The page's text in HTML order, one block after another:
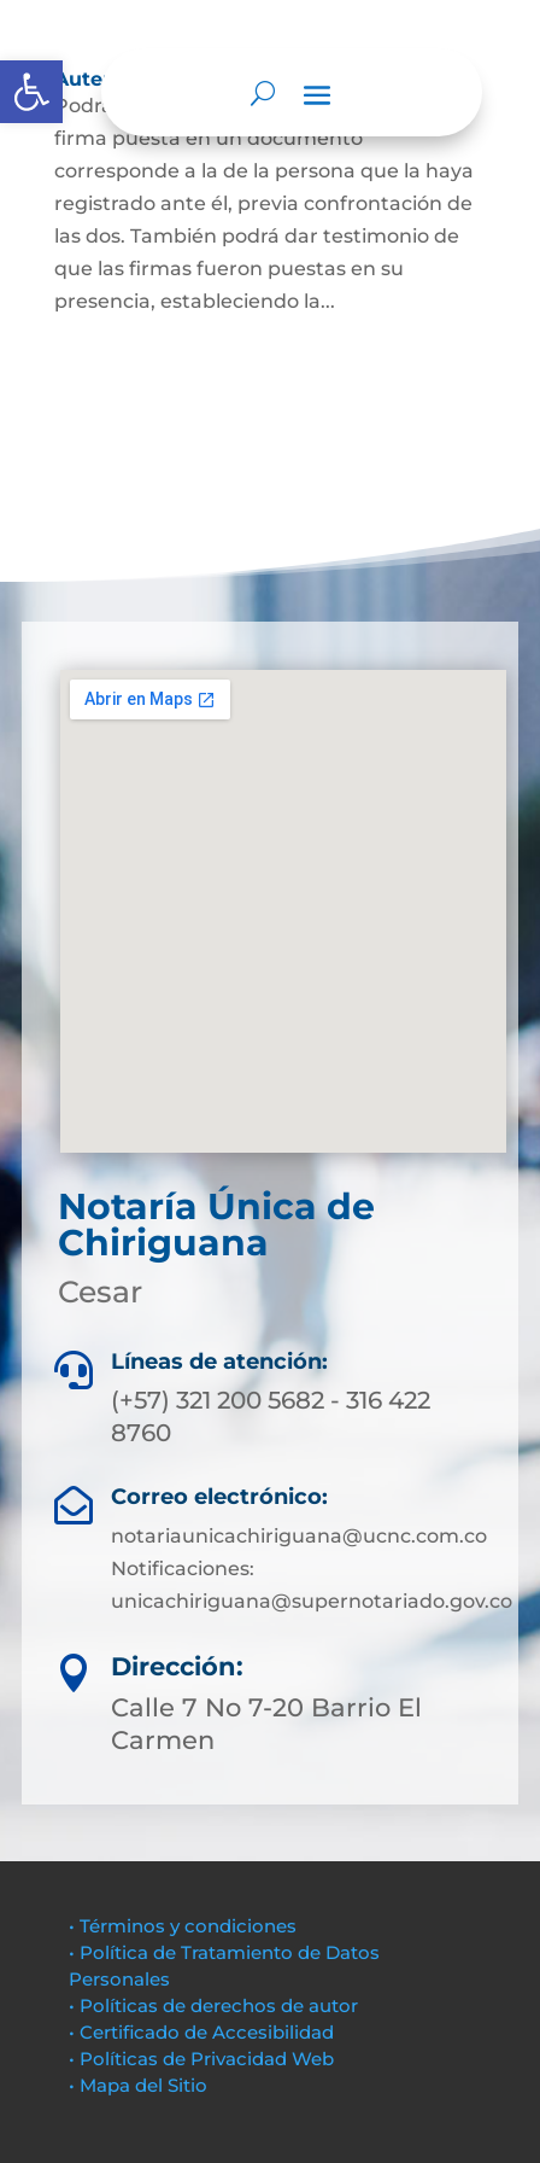
Abrir barra de herramientas
Autenticación de Firma
Podrá dar testimonio escrito de que la
firma puesta en un documento
corresponde a la de la persona que la haya
registrado ante él, previa confrontación de
las dos. También podrá dar testimonio de
que las firmas fueron puestas en su
presencia, estableciendo la...
Notaría Única de
Chiriguana
Cesar
 Líneas de atención:
(+57) 321 200 5682 - 316 422
8760
 Correo electrónico:
notariaunicachiriguana@ucnc.com.co
Notificaciones:
unicachiriguana@supernotariado.gov.co

Dirección:
Calle 7 No 7-20 Barrio El
Carmen
• Términos y condiciones
• Política de Tratamiento de Datos
Personales
• Políticas de derechos de autor
• Certificado de Accesibilidad
• Políticas de Privacidad Web
• Mapa del Sitio